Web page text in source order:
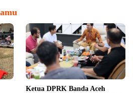
Ketua DPRK Banda Aceh